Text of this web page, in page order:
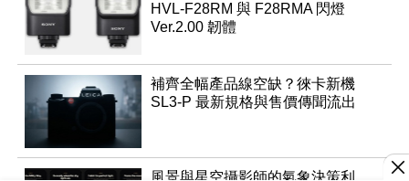
HVL-F28RM 與 F28RMA 閃燈
Ver.2.00 韌體
補齊全幅產品線空缺？徠卡新機
SL3-P 最新規格與售價傳聞流出
風景與星空攝影師的氣象決策利